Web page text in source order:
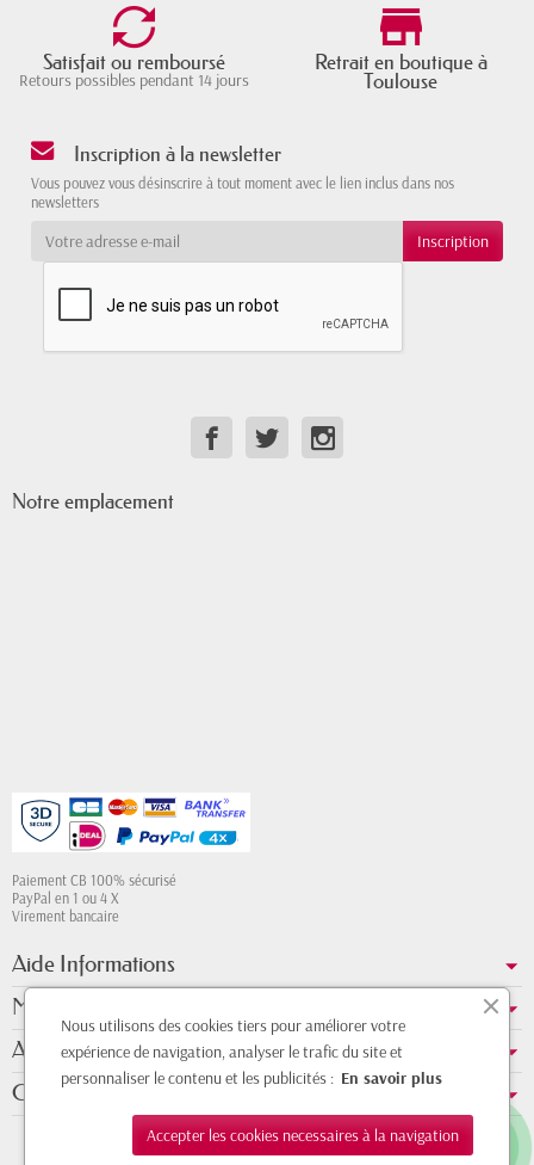
Satisfait ou remboursé
Retours possibles pendant 14 jours
Retrait en boutique à
Toulouse
Inscription à la newsletter
Vous pouvez vous désinscrire à tout moment avec le lien inclus dans nos
newsletters
Notre emplacement
Paiement CB 100% sécurisé
PayPal en 1 ou 4 X
Virement bancaire
Aide Informations
Mon compte
A propos de nous
Contact Whatsapp
Nous utilisons des cookies tiers pour améliorer votre
expérience de navigation, analyser le trafic du site et
personnaliser le contenu et les publicités : En savoir plus
Accepter les cookies necessaires à la navigation